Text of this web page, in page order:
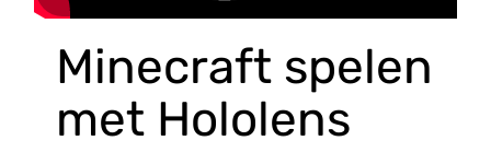
Minecraft spelen
met Hololens